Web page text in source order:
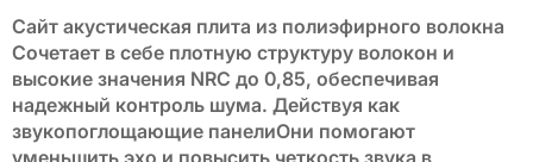
BP-31 BP-32 BP-33 BP-34 BP-35
BP-36 BP-37 BP-38 BP-39 BP-40
Сайтакустическая плита из полиэфирного волокна
Сочетает в себе плотную структуру волокон и
высокие значения NRC до 0,85, обеспечивая
надежный контроль шума. Действуя как
звукопоглощающие панелиОни помогают